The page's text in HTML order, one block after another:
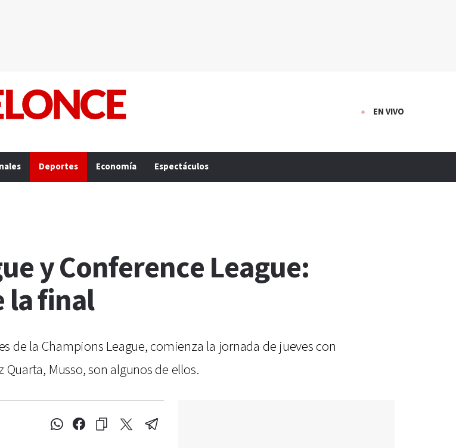
EN VIVO
Deportes Economía Espectáculos
y Conference League:
la final
de la Champions League, comienza la jornada de jueves con
Musso, son algunos de ellos.